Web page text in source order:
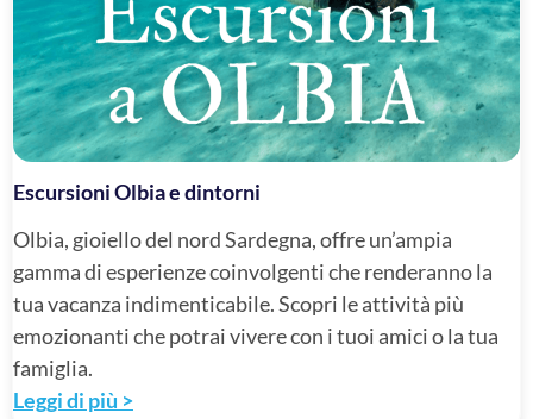
Escursioni Olbia e dintorni
Olbia, gioiello del nord Sardegna, offre un’ampia
gamma di esperienze coinvolgenti che renderanno la
tua vacanza indimenticabile. Scopri le attività più
emozionanti che potrai vivere con i tuoi amici o la tua
famiglia.
Leggi di più >